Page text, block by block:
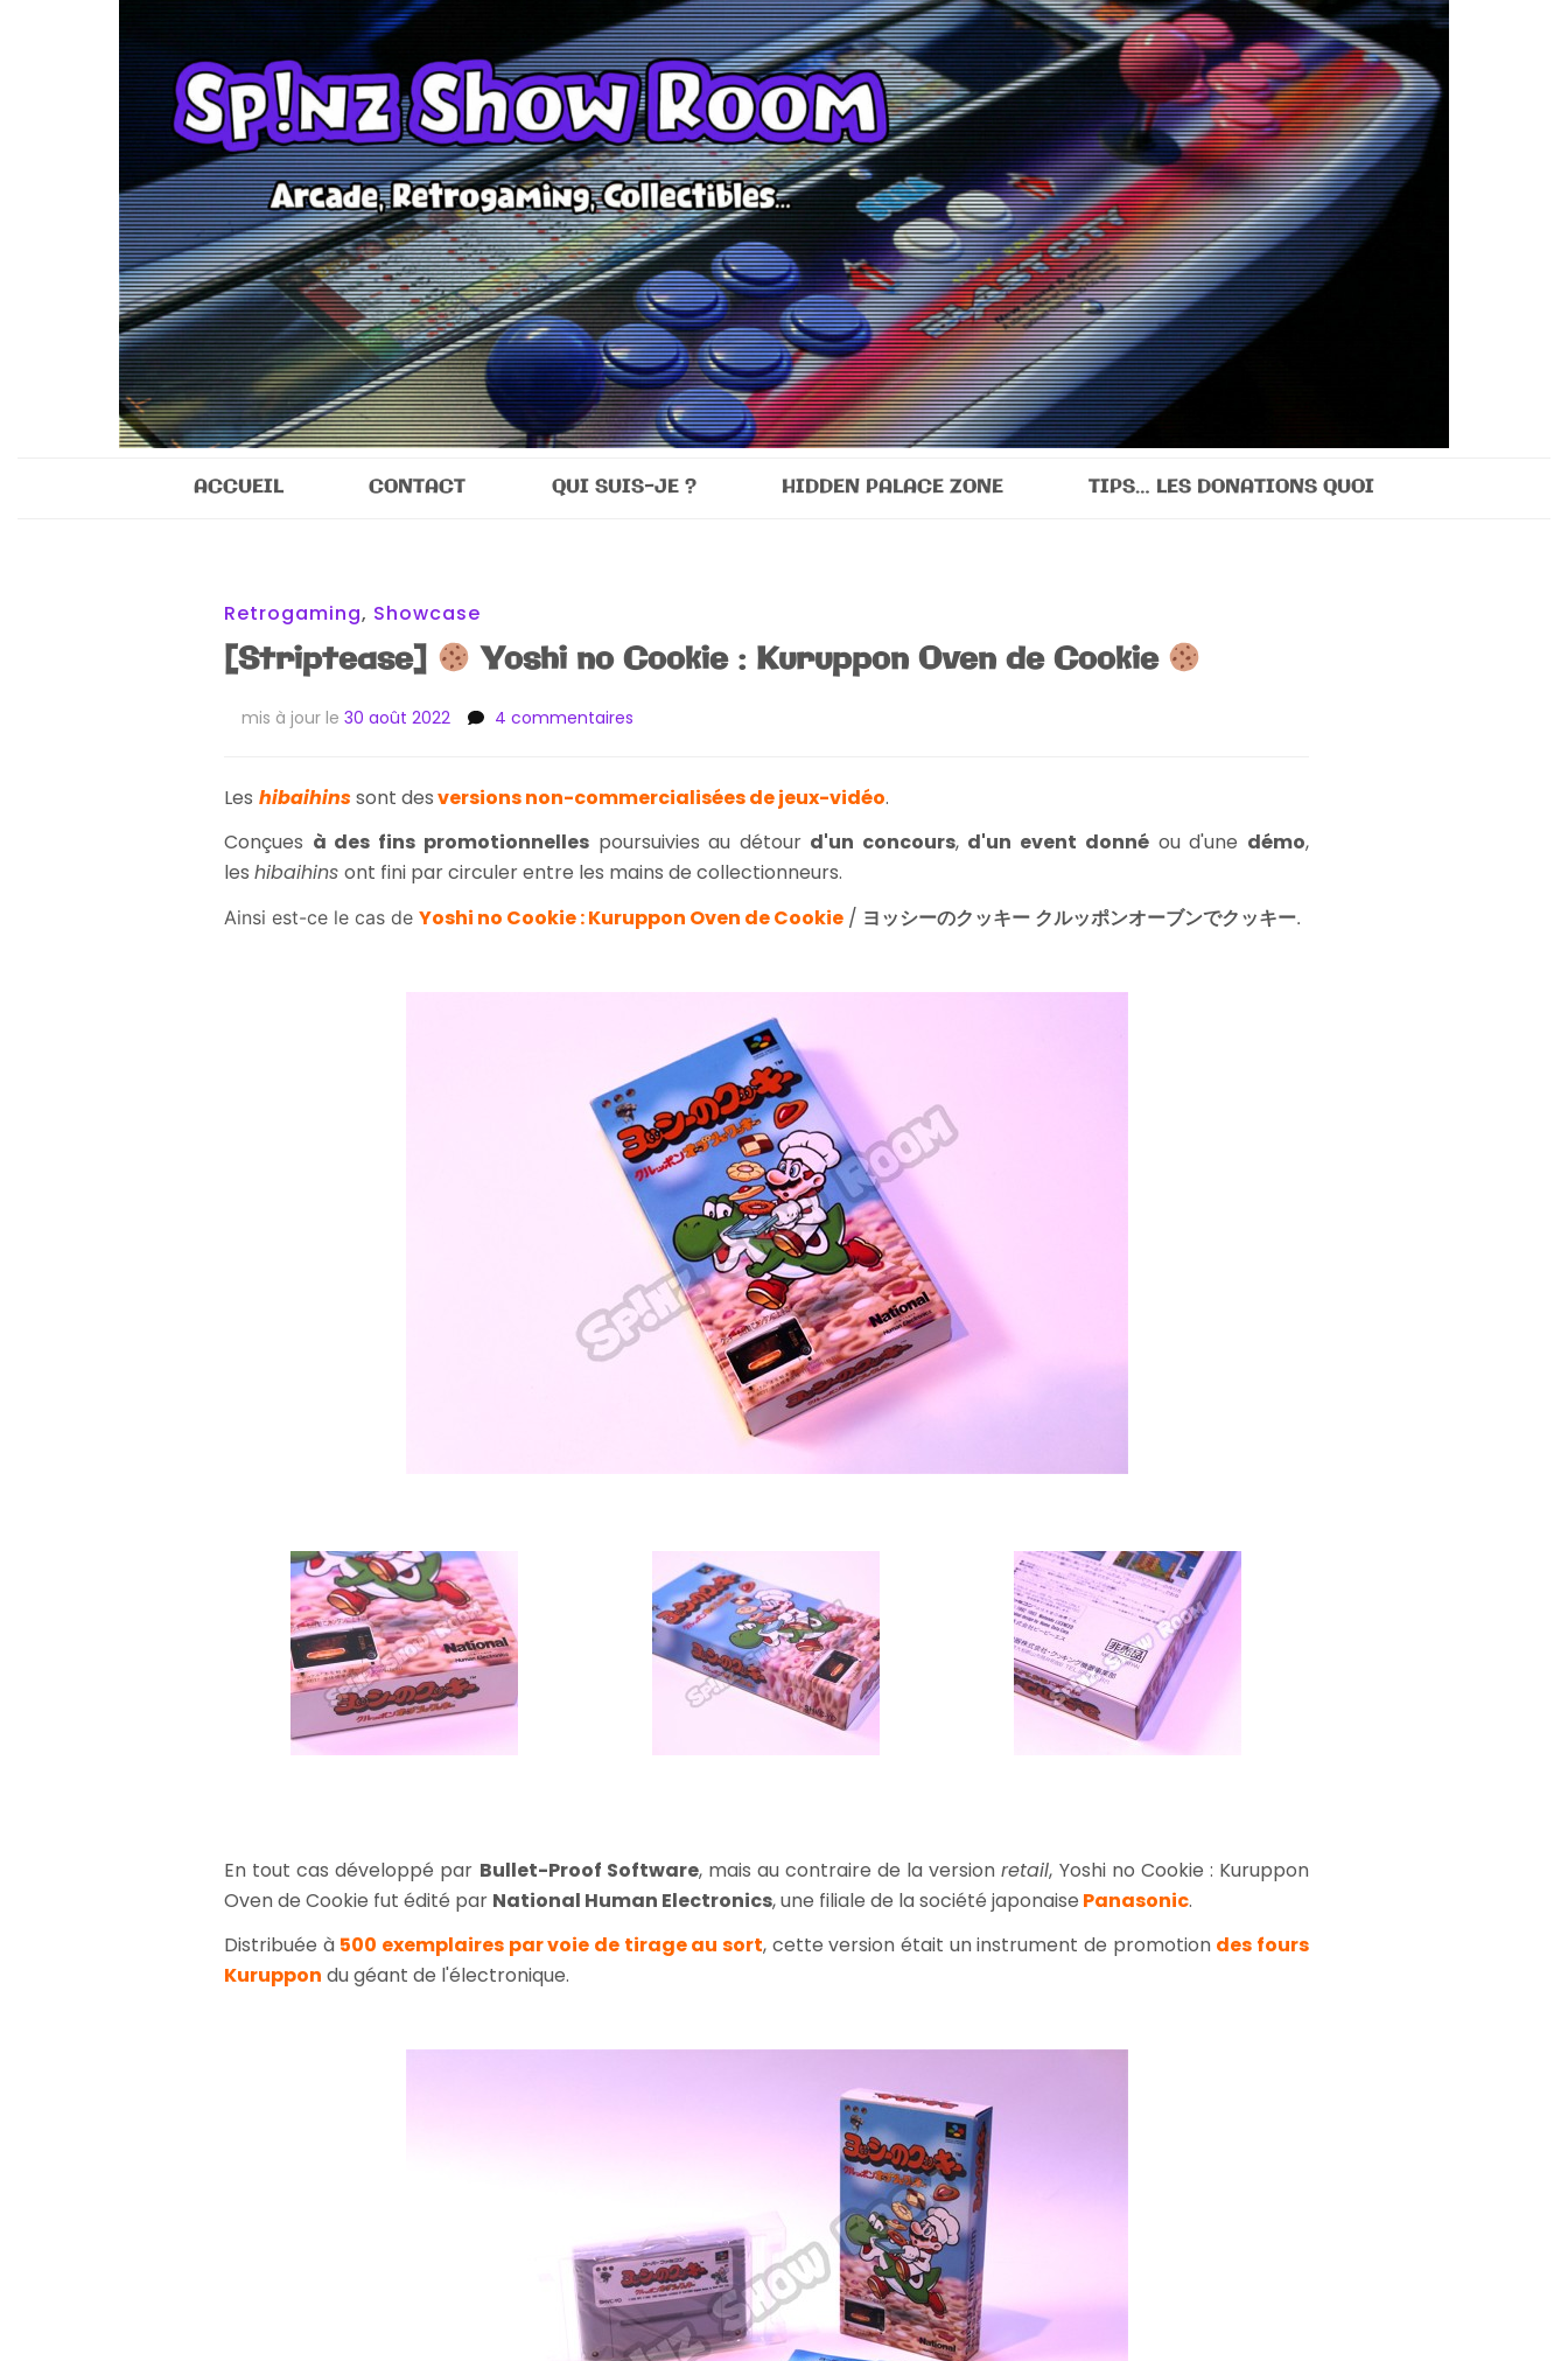
Sp!nz Show Room
ACCUEIL CONTACT QUI SUIS-JE ? HIDDEN PALACE ZONE TIPS… LES DONATIONS QUOI
Retrogaming, Showcase
[Striptease] Yoshi no Cookie : Kuruppon Oven de Cookie
mis à jour le 30 août 2022 4 commentaires
Yoshi
Cookie
:
Oven
de
Les hibaihinssont desversions non-commercialisées de jeux-vidéo.
Conçues à des fins promotionnellespoursuivies au détour d'un concours, d'un event donnéou d'une démo,
les hibaihins ont fini par circuler entre les mains de collectionneurs.
Ainsi est-ce le cas de Yoshi no Cookie : Kuruppon Oven de Cookie / ヨッシーのクッキー クルッポンオーブンでクッキー.
En tout cas développé par Bullet-Proof Software, mais au contraire de la versionretail, Yoshi no Cookie : Kuruppon
Oven de Cookie fut édité par National Human Electronics, une filiale de la société japonaise Panasonic.
Distribuée à 500 exemplaires parvoie de tirage au sort, cette version était un instrument de promotion des fours
Kuruppon du géant de l'électronique.